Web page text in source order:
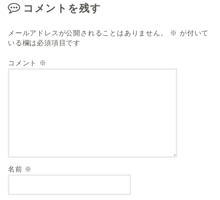
コメントを残す
メールアドレスが公開されることはありません。 ※ が付いて
いる欄は必須項目です
コメント ※
名前 ※